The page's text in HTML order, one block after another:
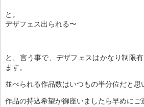
と。
デザフェス出られる〜
と、言う事で、デザフェスはかなり制限
ます。
並べられる作品数はいつもの半分位だと思
作品の持込希望が御座いましたら早めにご